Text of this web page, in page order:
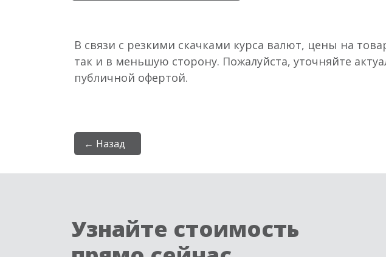
В связи с резкими скачками курса валют, цены на
так и в меньшую сторону. Пожалуйста, уточняйте
публичной офертой.
← Назад
Узнайте стоимость